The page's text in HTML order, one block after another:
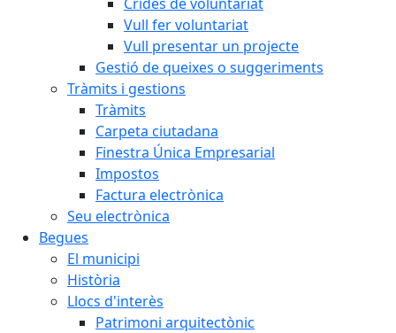
Vull fer voluntariat
Vull presentar un projecte
Gestió de queixes o suggeriments
Tràmits i gestions
Tràmits
Carpeta ciutadana
Finestra Única Empresarial
Impostos
Factura electrònica
Seu electrònica
Begues
El municipi
Història
Llocs d'interès
Patrimoni arquitectònic